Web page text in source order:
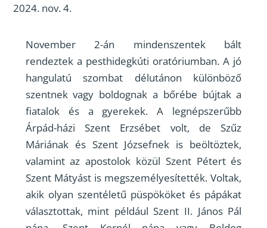
2024. nov. 4.
November 2-án mindenszentek bált
rendeztek a pesthidegkúti oratóriumban. A jó
hangulatú szombat délutánon különböző
szentnek vagy boldognak a bőrébe bújtak a
fiatalok és a gyerekek. A legnépszerűbb
Árpád-házi Szent Erzsébet volt, de Szűz
Máriának és Szent Józsefnek is beöltöztek,
valamint az apostolok közül Szent Pétert és
Szent Mátyást is megszemélyesítették. Voltak,
akik olyan szentéletű püspököket és pápákat
választottak, mint például Szent II. János Pál